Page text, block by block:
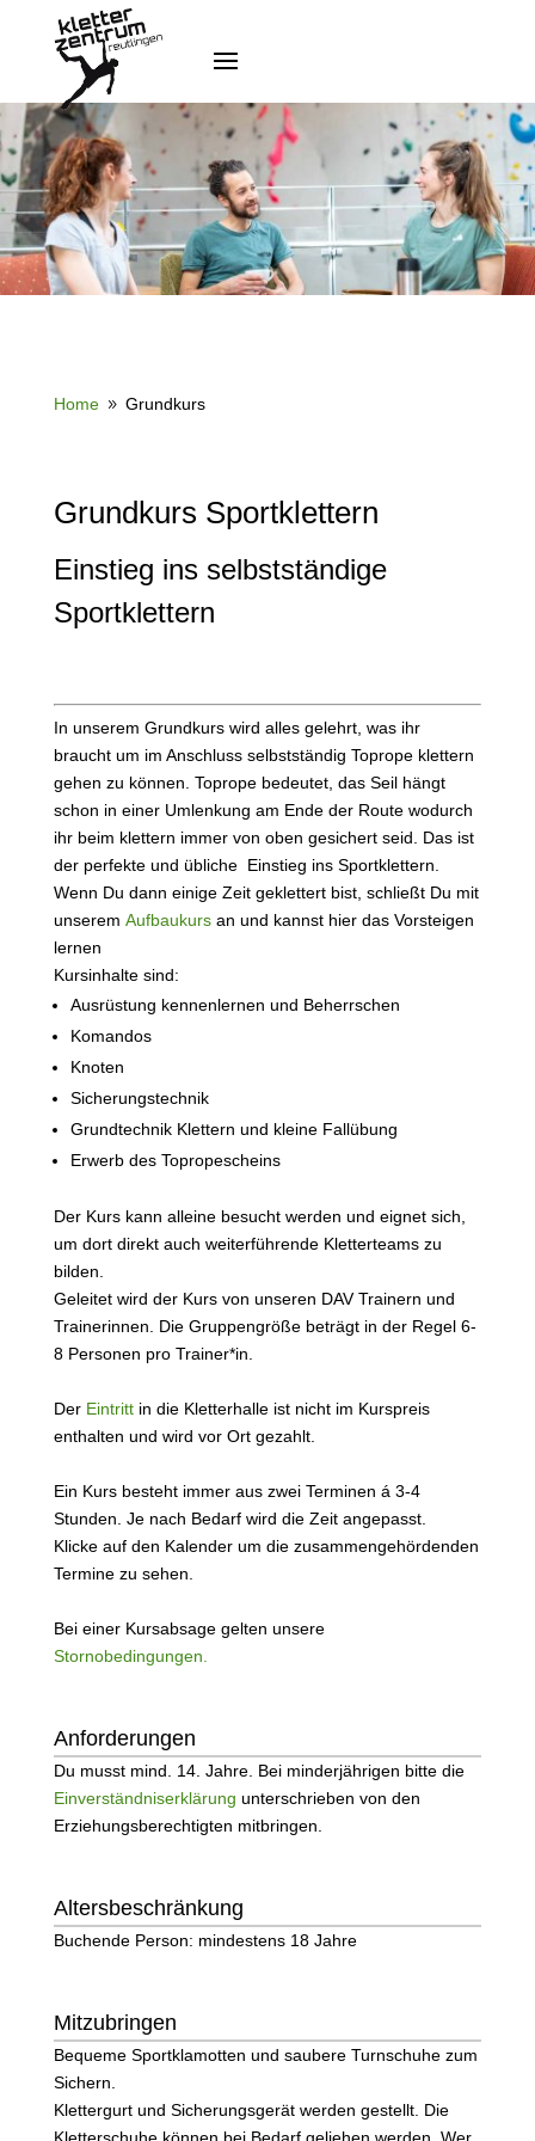
Home 9 Grundkurs
Grundkurs Sportklettern
Einstieg ins selbstständige
Sportklettern
In unserem Grundkurs wird alles gelehrt, was ihr
braucht um im Anschluss selbstständig Toprope klettern
gehen zu können. Toprope bedeutet, das Seil hängt
schon in einer Umlenkung am Ende der Route wodurch
ihr beim klettern immer von oben gesichert seid. Das ist
der perfekte und übliche Einstieg ins Sportklettern.
Wenn Du dann einige Zeit geklettert bist, schließt Du mit
unserem Aufbaukursan und kannst hier das Vorsteigen
lernen
Kursinhalte sind:
Ausrüstung kennenlernen und Beherrschen
Komandos
Knoten
Sicherungstechnik
Grundtechnik Klettern und kleine Fallübung
Erwerb des Topropescheins
Der Kurs kann alleine besucht werden und eignet sich,
um dort direkt auch weiterführende Kletterteams zu
bilden.
Geleitet wird der Kurs von unseren DAV Trainern und
Trainerinnen. Die Gruppengröße beträgt in der Regel 6-
8 Personen pro Trainer*in.
Der Eintrittin die Kletterhalle ist nicht im Kurspreis
enthalten und wird vor Ort gezahlt.
Ein Kurs besteht immer aus zwei Terminen á 3-4
Stunden. Je nach Bedarf wird die Zeit angepasst.
Klicke auf den Kalender um die zusammengehördenden
Termine zu sehen.
Bei einer Kursabsage gelten unsere
Stornobedingungen.
Anforderungen
Du musst mind. 14. Jahre. Bei minderjährigen bitte die
Einverständniserklärung unterschrieben von den
Erziehungsberechtigten mitbringen.
Altersbeschränkung
Buchende Person: mindestens 18 Jahre
Mitzubringen
Bequeme Sportklamotten und saubere Turnschuhe zum
Sichern.
Klettergurt und Sicherungsgerät werden gestellt. Die